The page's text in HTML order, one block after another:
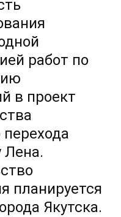
работ по
в проект
Лена.
планируется
Якутска.